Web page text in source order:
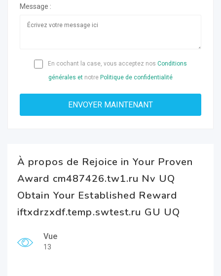
Message :
En cochant la case, vous acceptez nos Conditions
générales et notre Politique de confidentialité
À propos de Rejoice in Your Proven
Award cm487426.tw1.ru Nv UQ
Obtain Your Established Reward
iftxdrzxdf.temp.swtest.ru GU UQ
Vue
13